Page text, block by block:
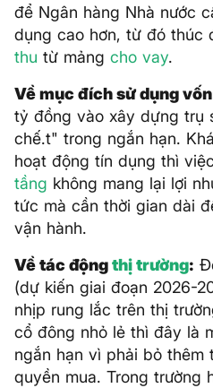
để Ngân hàng Nhà nước
dụng cao hơn, từ đó thúc
thu từ mảng cho vay.
Về mục đích sử dụng
tỷ đồng vào xây dựng trụ
chế.t" trong ngắn hạn.
hoạt động tín dụng thì
tầng không mang lại lợi
tức mà cần thời gian dài
vận hành.
Về tác độngthị trường:
(dự kiến giai đoạn 2026-
nhịp rung lắc trên thị
cổ đông nhỏ lẻ thì đây là
ngắn hạn vì phải bỏ thêm
quyền mua. Trong trường